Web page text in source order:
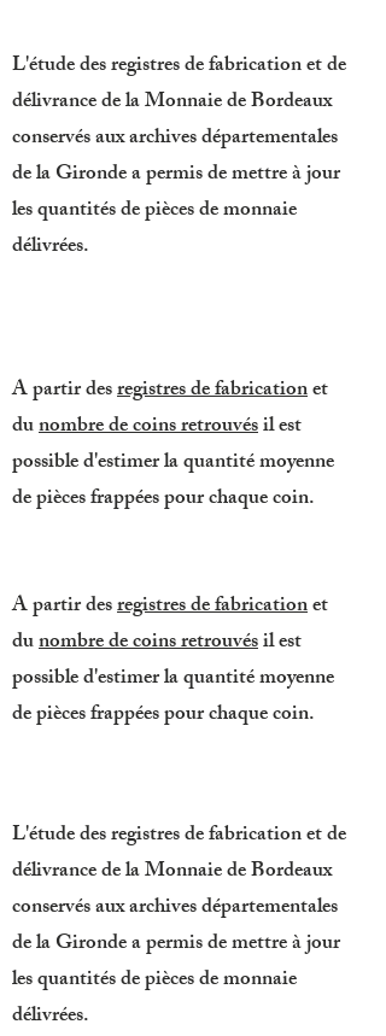
L'étude des registres de fabrication et de
délivrance de la Monnaie de Bordeaux
conservés aux archives départementales
de la Gironde a permis de mettre à jour
les quantités de pièces de monnaie
délivrées.
L'étude des registres de fabrication et de
délivrance de la Monnaie de Bordeaux
conservés aux archives départementales
de la Gironde a permis de mettre à jour
les quantités de pièces de monnaie
délivrées.
A partir desregistres de fabricationet
dunombre de coins retrouvésil est
possible d'estimer la quantité moyenne
de pièces frappées pour chaque coin.
A partir desregistres de fabricationet
dunombre de coins retrouvésil est
possible d'estimer la quantité moyenne
de pièces frappées pour chaque coin.